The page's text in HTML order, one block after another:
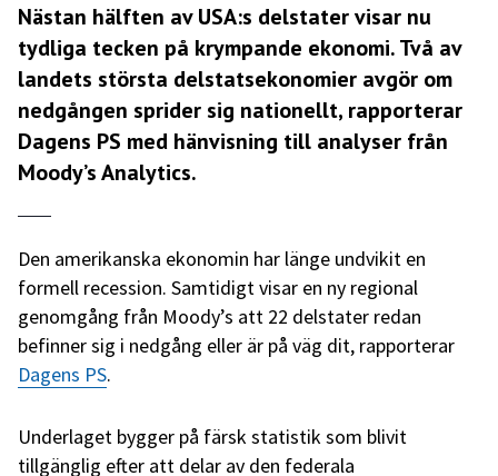
Nästan hälften av USA:s delstater visar nu
tydliga tecken på krympande ekonomi. Två av
landets största delstatsekonomier avgör om
nedgången sprider sig nationellt, rapporterar
Dagens PS med hänvisning till analyser från
Moody’s Analytics.
Den amerikanska ekonomin har länge undvikit en
formell recession. Samtidigt visar en ny regional
genomgång från Moody’s att 22 delstater redan
befinner sig i nedgång eller är på väg dit, rapporterar
Dagens PS.
Underlaget bygger på färsk statistik som blivit
tillgänglig efter att delar av den federala